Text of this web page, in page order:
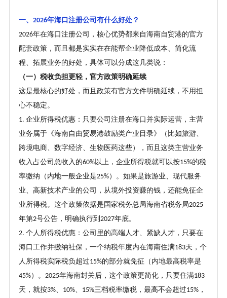
一、 2026年海口注册公司有什么好处？
2026年在海口注册公司，核心优势都来自海南自贸港的官方
配套政策，而且都是实实在在能帮企业降低成本、简化流
程、拓展业务的好处，具体可以分成这几类说：
（一）税收负担更轻，官方政策明确延续
这是最核心的好处，而且政策有官方文件明确延续，不用担
心不稳定。
1. 企业所得税优惠：只要公司注册在海口并实际运营，主营
业务属于《海南自由贸易港鼓励类产业目录》（比如旅游、
跨境电商、数字经济、生物医药这些），而且这类主营业务
收入占公司总收入的60%以上，企业所得税就可以按15%的税
率缴纳（内地一般企业是25%）。如果是旅游业、现代服务
业、高新技术产业的公司，从境外投资赚的钱，还能免征企
业所得税。这个政策依据是国家税务总局海南省税务局2025
年第2号公告，明确执行到 2027年底。
2. 个人所得税优惠：公司里的高端人才、紧缺人才，只要在
海口工作并缴纳社保，一个纳税年度内在海南住满183天，个
人所得税实际税负超过15%的部分就免征（内地最高税率是
45%）。 2025年海南封关后，这个政策更简化，只要住满183
天，就按3%、 10%、 15%三档税率缴税，最高不会超过15%，